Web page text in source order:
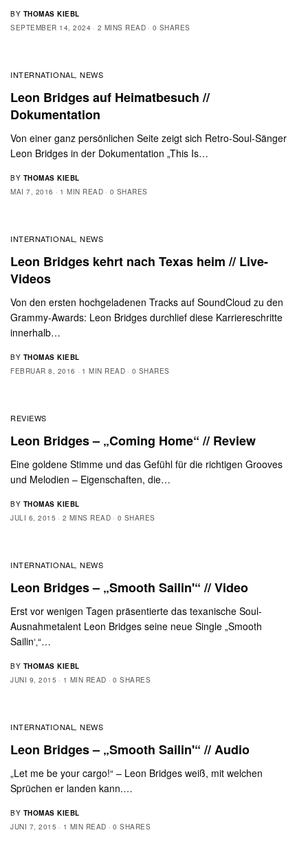
BY THOMAS KIEBL
SEPTEMBER 14, 2024
2 MINS READ 0 SHARES
INTERNATIONAL ,NEWS
Leon Bridges auf Heimatbesuch //
Dokumentation
Von einer ganz persönlichen Seite zeigt sich Retro-Soul-Sänger
Leon Bridges in der Dokumentation „This Is…
BY THOMAS KIEBL
MAI 7, 2016
1 MIN READ 0 SHARES
INTERNATIONAL ,NEWS
Leon Bridges kehrt nach Texas heim // Live-
Videos
Von den ersten hochgeladenen Tracks auf SoundCloud zu den
Grammy-Awards: Leon Bridges durchlief diese Karriereschritte
innerhalb…
BY THOMAS KIEBL
FEBRUAR 8, 2016
1 MIN READ 0 SHARES
REVIEWS
Leon Bridges – „Coming Home“ // Review
Eine goldene Stimme und das Gefühl für die richtigen Grooves
und Melodien – Eigenschaften, die…
BY THOMAS KIEBL
JULI 6, 2015
2 MINS READ 0 SHARES
INTERNATIONAL ,NEWS
Leon Bridges – „Smooth Sailin'“ // Video
Erst vor wenigen Tagen präsentierte das texanische Soul-
Ausnahmetalent Leon Bridges seine neue Single „Smooth
Sailin‘‚“…
BY THOMAS KIEBL
JUNI 9, 2015
1 MIN READ 0 SHARES
INTERNATIONAL ,NEWS
Leon Bridges – „Smooth Sailin'“ // Audio
„Let me be your cargo!“ – Leon Bridges weiß, mit welchen
Sprüchen er landen kann.…
BY THOMAS KIEBL
JUNI 7, 2015
1 MIN READ 0 SHARES